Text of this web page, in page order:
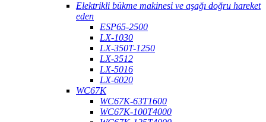
Elektrikli bükme makinesi ve aşağı doğru hareket
eden
ESP65-2500
LX-1030
LX-350T-1250
LX-3512
LX-5016
LX-6020
WC67K
WC67K-63T1600
WC67K-100T4000